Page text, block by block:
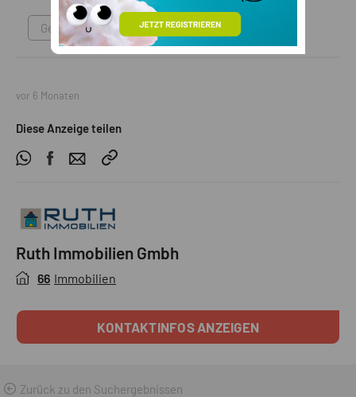
Gewerbeimmobilie
vor 6 Monaten
Diese Anzeige teilen
Ruth Immobilien Gmbh
66 Immobilien
KONTAKTINFOS ANZEIGEN
Zurück zu den Suchergebnissen